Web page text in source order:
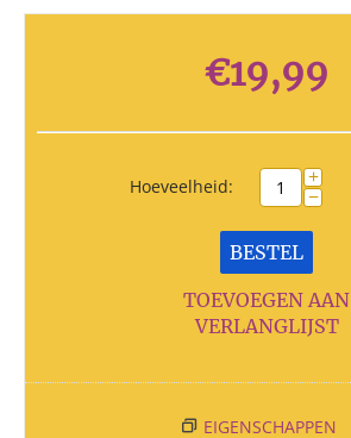
€19,99
Hoeveelheid: +
−
BESTEL
TOEVOEGEN AAN
VERLANGLIJST
EIGENSCHAPPEN